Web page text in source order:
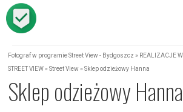
Fotograf w programie Street View - Bydgoszcz » REALIZACJE
STREET VIEW» Street View » Sklep odzieżowy Hanna
Sklep odzieżowy Hanna